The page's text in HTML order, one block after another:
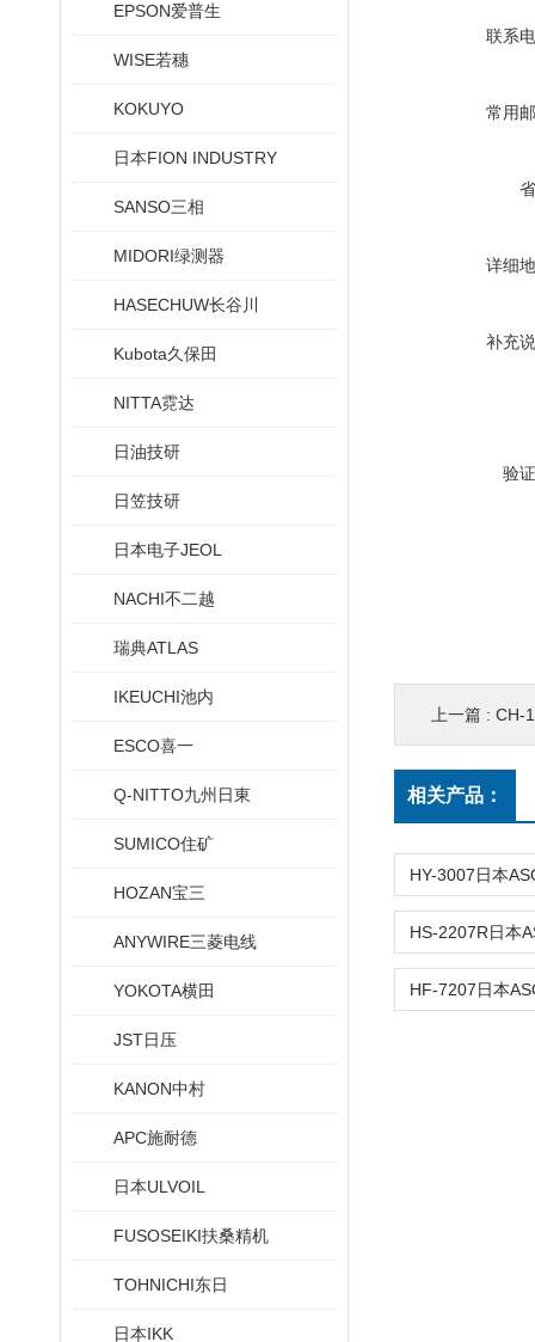
EPSON爱普生
WISE若穗
KOKUYO
日本FION INDUSTRY
SANSO三相
MIDORI绿测器
HASECHUW长谷川
Kubota久保田
NITTA霓达
日油技研
日笠技研
日本电子JEOL
NACHI不二越
瑞典ATLAS
IKEUCHI池内
ESCO喜一
Q-NITTO九州日東
SUMICO住矿
HOZAN宝三
ANYWIRE三菱电线
YOKOTA横田
JST日压
KANON中村
APC施耐德
日本ULVOIL
FUSOSEIKI扶桑精机
TOHNICHI东日
日本IKK
联系
常用
详细
补充
验
上一篇 : CH-
相关产品：